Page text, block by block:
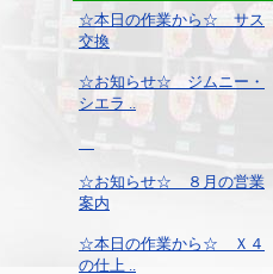
☆本日の作業から☆ サス
交換
☆お知らせ☆ ジムニー・
シエラ ..
☆お知らせ☆ ８月の営業
案内
☆本日の作業から☆ Ｘ４
の仕上 ..